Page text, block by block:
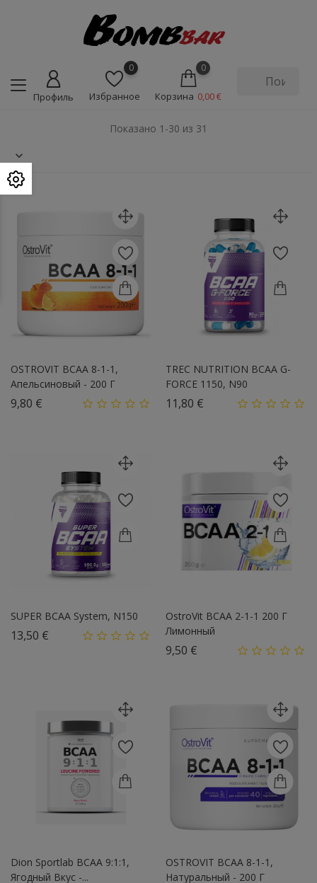
Профиль
0
Избранное
0
Корзина 0,00 €
Показано 1-30 из 31
OSTROVIT BCAA 8-1-1,
Апельсиновый - 200 Г
9,80 €
TREC NUTRITION BCAA G-
FORCE 1150, N90
11,80 €
SUPER BCAA System, N150
13,50 €
OstroVit BCAA 2-1-1 200 Г
Лимонный
9,50 €
Dion Sportlab BCAA 9:1:1,
Ягодный Вкус -...
OSTROVIT BCAA 8-1-1,
Натуральный - 200 Г